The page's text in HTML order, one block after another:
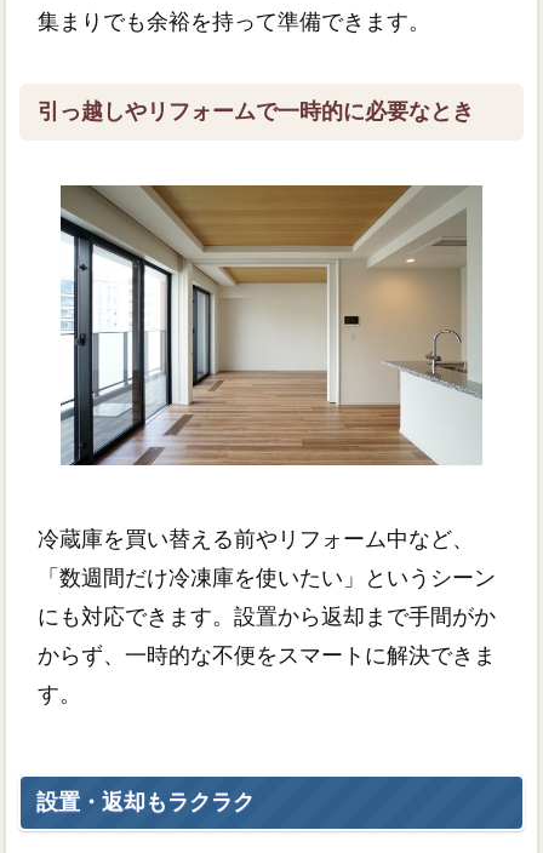
集まりでも余裕を持って準備できます。
引っ越しやリフォームで一時的に必要なとき
冷蔵庫を買い替える前やリフォーム中など、
「数週間だけ冷凍庫を使いたい」というシーン
にも対応できます。設置から返却まで手間がか
からず、一時的な不便をスマートに解決できま
す。
設置・返却もラクラク